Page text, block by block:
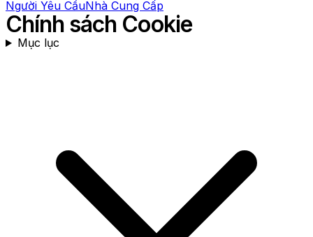
Người Yêu CầuNhà Cung Cấp
Chính sách Cookie
Mục lục